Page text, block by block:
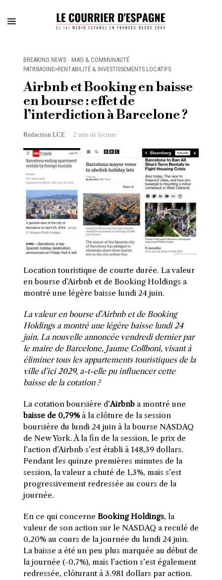
BREAKING NEWS · MAG & COMMUNAUTÉ ·
PATRIMOINE>RENTABILITÉ & INVESTISSEMENTS LOCATIFS
Airbnb et Booking en baisse
en bourse : effet de
l’interdiction à Barcelone ?
Redaction LCE 2 min de lecture
Location touristique de courte durée. La valeur
en bourse d’Airbnb et de Booking Holdings a
montré une légère baisse lundi 24 juin.
La valeur en bourse d’Airbnb et de Booking
Holdings a montré une légère baisse lundi 24
juin. La nouvelle annoncée vendredi dernier par
le maire de Barcelone, Jaume Collboni, visant à
éliminer tous les appartements touristiques de la
ville d’ici 2029, a-t-elle pu influencer cette
baisse de la cotation ?
La cotation boursière d’Airbnba montré une
baisse de 0,79%à la clôture de la session
boursière du lundi 24 juin à la bourse NASDAQ
de New York. À la fin de la session, le prix de
l’action d’Airbnb s’est établi à 148,39 dollars.
Pendant les quinze premières minutes de la
session, la valeur a chuté de 1,3%, mais s’est
progressivement redressée au cours de la
journée.
En ce qui concerne Booking Holdings, la
valeur de son action sur le NASDAQ a reculé de
0,20% au cours de la journée du lundi 24 juin.
La baisse a été un peu plus marquée au début de
la journée (-0,7%), mais l’action s’est également
redressée, clôturant à 3.981 dollars par action.